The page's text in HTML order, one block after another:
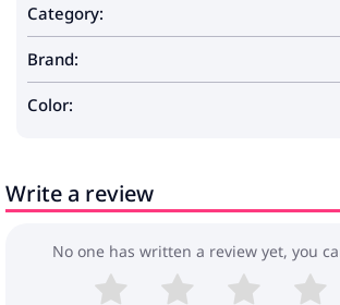
Maksimālais cilvēku skaits: 2
Maksimālais svars: 200 kg
Izturīgs
Gultas augstums: 31.5 cm
Savietojamā matrača izmērs:
Iepakojuma saturs:
1 x Glabāšanas gultas rāmis
Category:
Brand:
Color:
Write a review
No one has written a review yet, you